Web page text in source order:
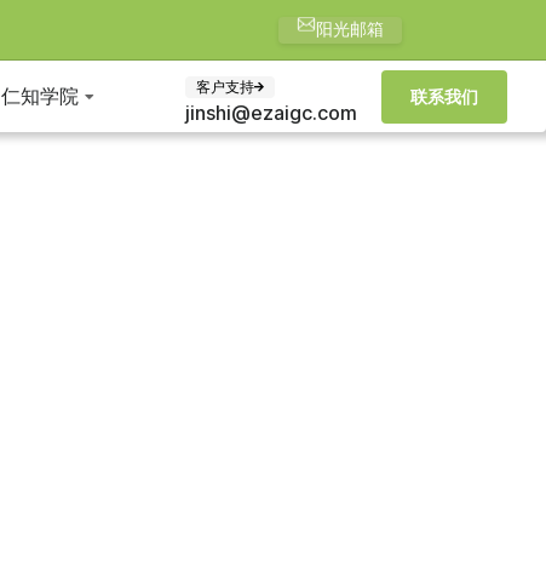
阳光邮箱
仁知学院 客户支持
jinshi@ezaigc.com
联系我们